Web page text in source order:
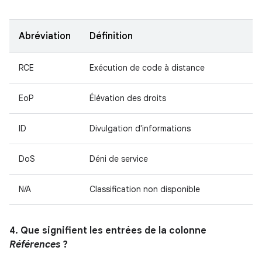
Abréviation Définition
RCE Exécution de code à distance
EoP Élévation des droits
ID Divulgation d'informations
DoS Déni de service
N/A Classification non disponible
4. Que signifient les entrées de la colonne
Références ?